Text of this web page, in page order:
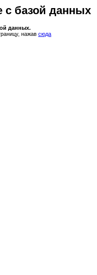
с базой данных
данных.
нажав сюда